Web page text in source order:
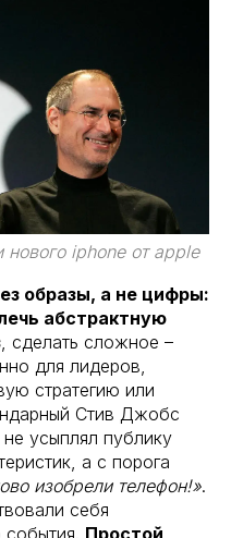
iphone от apple
образы, а не цифры:
абстрактную
, сделать сложное –
для лидеров,
стратегию или
Стив Джобс
усыплял публику
а с порога
изобрели телефон!».
себя
события. Простой